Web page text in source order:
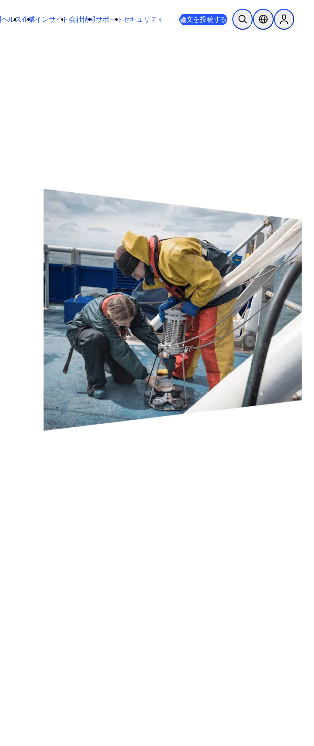
インのコンテンツにスキップする
ヘルス企業インサイト会社情報サポート 新しいタブ／ウィンドウで開く
opens in new tab/window
セキュリティ 論文を投稿する 検索を開くロケーションセ
Sign in to